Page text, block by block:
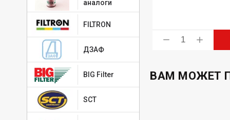
аналоги
FILTRON
ДЗАФ
BIG Filter
SCT
Купить
ВАМ МОЖЕТ